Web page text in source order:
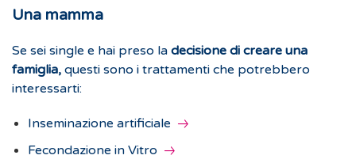
Una mamma
Se sei single e hai preso la decisione di creare una
famiglia, questi sono i trattamenti che potrebbero
interessarti:
Inseminazione artificiale
Fecondazione in Vitro